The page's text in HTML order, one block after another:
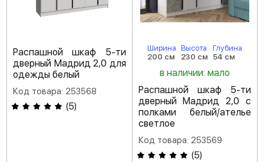
Распашной шкаф 5-ти
дверный Мадрид 2,0 для
одежды белый
Код товара: 253568
(5)
Ширина
200 см
Высота
230 см
Глубина
54 см
в наличии: мало
Распашной шкаф 5-ти
дверный Мадрид 2,0 с
полками белый/ателье
светлое
Код товара: 253569
(5)